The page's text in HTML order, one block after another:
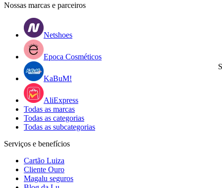
Nossas marcas e parceiros
Netshoes
Epoca Cosméticos
KaBuM!
AliExpress
Todas as marcas
Todas as categorias
Todas as subcategorias
Serviços e benefícios
Cartão Luiza
Cliente Ouro
Magalu seguros